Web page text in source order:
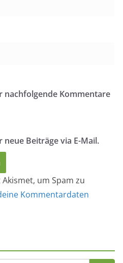
nachfolgende Kommentare
Beiträge via E-Mail.
um Spam zu
Kommentardaten